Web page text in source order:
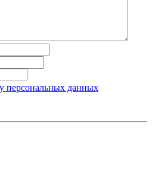
персональных данных